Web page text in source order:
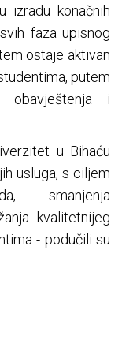
izradu konačnih
faza upisnog
ostaje aktivan
putem
i
u Bihaću
usluga, s ciljem
smanjenja
kvalitetnijeg
- podučili su